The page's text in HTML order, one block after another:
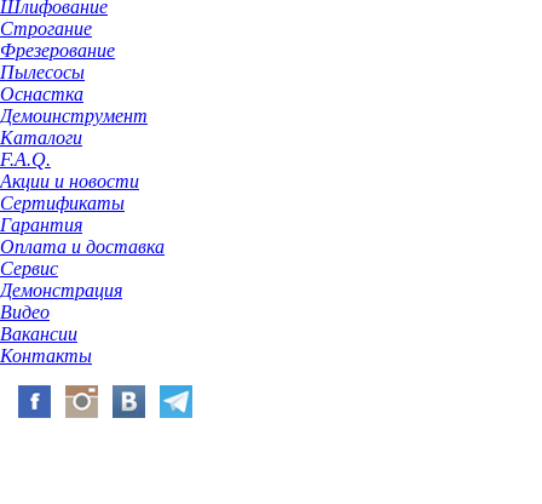
Шлифование
Строгание
Фрезерование
Пылесосы
Оснастка
Демоинструмент
Каталоги
F.A.Q.
Акции и новости
Сертификаты
Гарантия
Оплата и доставка
Сервис
Демонстрация
Видео
Вакансии
Контакты